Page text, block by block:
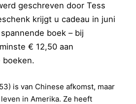
geschreven door Tess
krijgt u cadeau in juni
boek – bij
€ 12,50 aan
boeken.
is van Chinese afkomst, maar
in Amerika. Ze heeft